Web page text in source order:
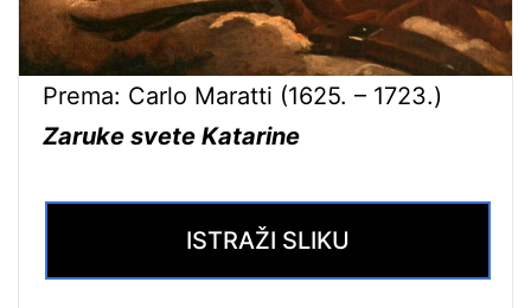
Prema: Carlo Maratti (1625. – 1723.)
Zaruke svete Katarine
ISTRAŽI SLIKU